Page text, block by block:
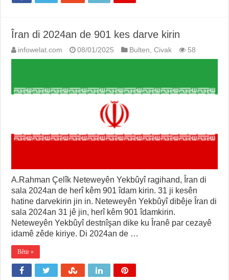
Îran di 2024an de 901 kes darve kirin
infowelat.com 08/01/2025 Bulten ,Civak 58
A.Rahman Çelîk Neteweyên Yekbûyî ragihand, Îran di
sala 2024an de herî kêm 901 îdam kirin. 31 ji kesên
hatine darvekirin jin in. Neteweyên Yekbûyî dibêje Îran di
sala 2024an 31 jê jin, herî kêm 901 îdamkirin.
Neteweyên Yekbûyî destnîşan dike ku Îranê par cezayê
idamê zêde kiriye. Di 2024an de …
Bêtir »